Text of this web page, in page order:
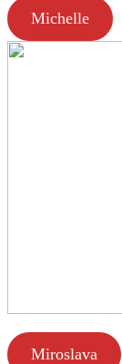
Michelle
Miroslava